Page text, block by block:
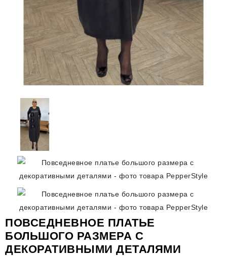
ПОВСЕДНЕВНОЕ ПЛАТЬЕ
БОЛЬШОГО РАЗМЕРА С
ДЕКОРАТИВНЫМИ ДЕТАЛЯМИ